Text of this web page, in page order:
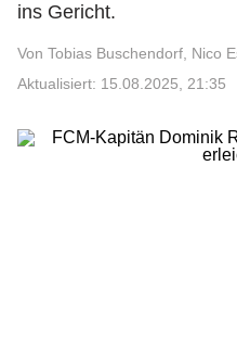
ins Gericht.
Von Tobias Buschendorf, Nico
Aktualisiert: 15.08.2025, 21:35